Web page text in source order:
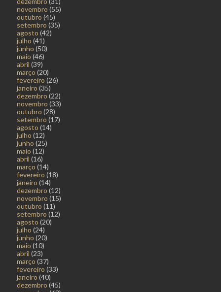
novembro (55)
outubro (45)
setembro (35)
agosto (42)
julho (41)
junho (50)
maio (46)
abril (39)
março (20)
fevereiro (26)
janeiro (35)
dezembro (22)
novembro (33)
outubro (28)
setembro (17)
agosto (14)
julho (12)
junho (25)
maio (12)
abril (16)
março (14)
fevereiro (18)
janeiro (14)
dezembro (12)
novembro (15)
outubro (11)
setembro (12)
agosto (20)
julho (24)
junho (20)
maio (10)
abril (23)
março (37)
fevereiro (33)
janeiro (40)
dezembro (45)